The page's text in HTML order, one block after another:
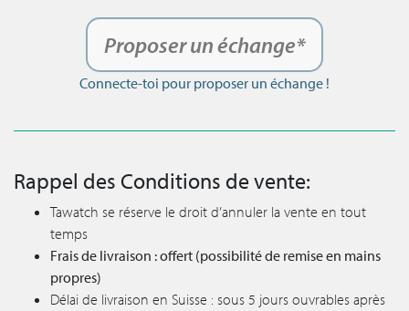
Proposer un échange*
Connecte-toi pour proposer un échange !
Rappel des Conditions de vente:
Tawatch se réserve le droit d’annuler la vente en tout
temps
Frais de livraison : offert (possibilité de remise en mains
propres)
Délai de livraison en Suisse : sous 5 jours ouvrables après